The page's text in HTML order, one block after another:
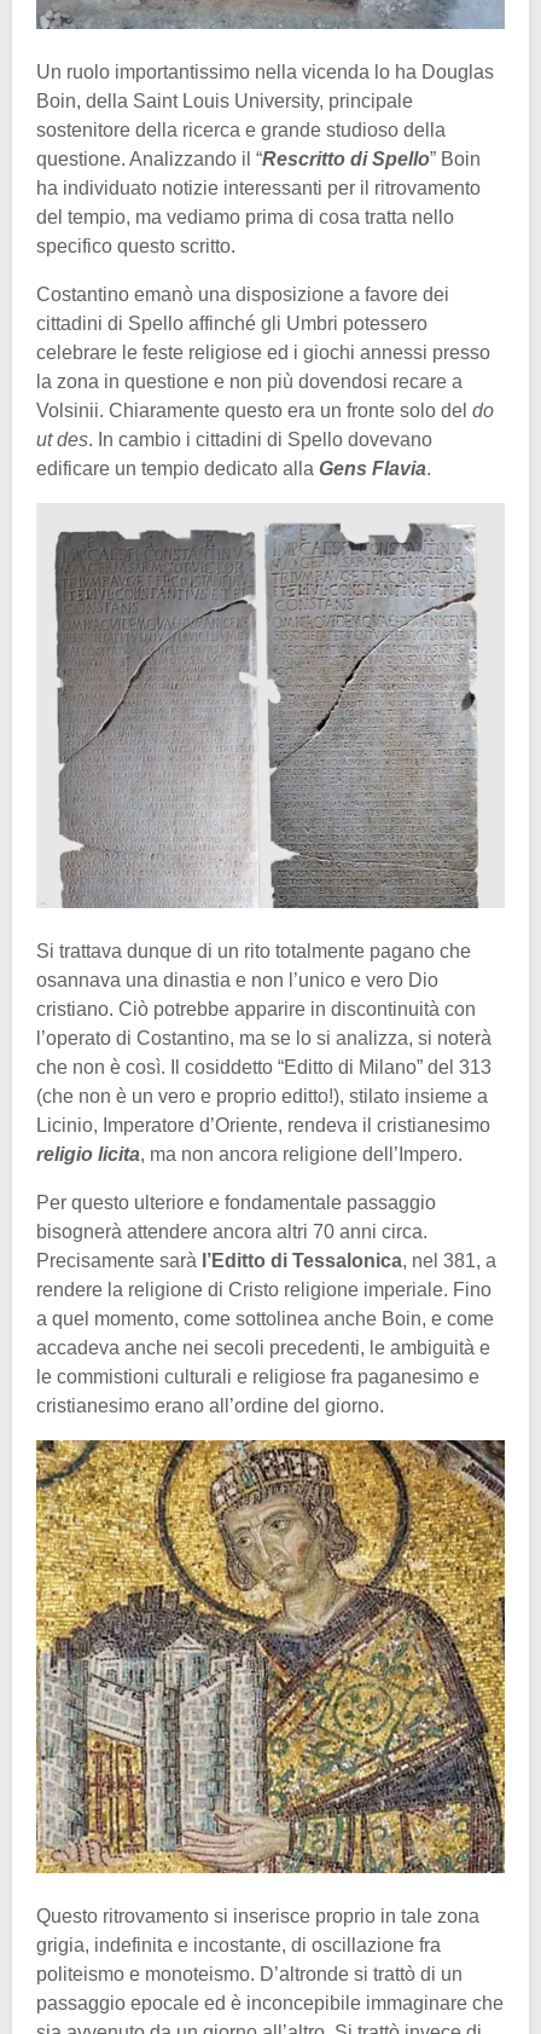
Un ruolo importantissimo nella vicenda lo ha Douglas
Boin, della Saint Louis University, principale
sostenitore della ricerca e grande studioso della
questione. Analizzando il “Rescritto di Spello” Boin
ha individuato notizie interessanti per il ritrovamento
del tempio, ma vediamo prima di cosa tratta nello
specifico questo scritto.
Costantino emanò una disposizione a favore dei
cittadini di Spello affinché gli Umbri potessero
celebrare le feste religiose ed i giochi annessi presso
la zona in questione e non più dovendosi recare a
Volsinii. Chiaramente questo era un fronte solo del do
ut des. In cambio i cittadini di Spello dovevano
edificare un tempio dedicato alla Gens Flavia.
Si trattava dunque di un rito totalmente pagano che
osannava una dinastia e non l’unico e vero Dio
cristiano. Ciò potrebbe apparire in discontinuità con
l’operato di Costantino, ma se lo si analizza, si noterà
che non è così. Il cosiddetto “Editto di Milano” del 313
(che non è un vero e proprio editto!), stilato insieme a
Licinio, Imperatore d’Oriente, rendeva il cristianesimo
religio licita, ma non ancora religione dell’Impero.
Per questo ulteriore e fondamentale passaggio
bisognerà attendere ancora altri 70 anni circa.
Precisamente sarà l’Editto di Tessalonica, nel 381, a
rendere la religione di Cristo religione imperiale. Fino
a quel momento, come sottolinea anche Boin, e come
accadeva anche nei secoli precedenti, le ambiguità e
le commistioni culturali e religiose fra paganesimo e
cristianesimo erano all’ordine del giorno.
Questo ritrovamento si inserisce proprio in tale zona
grigia, indefinita e incostante, di oscillazione fra
politeismo e monoteismo. D’altronde si trattò di un
passaggio epocale ed è inconcepibile immaginare che